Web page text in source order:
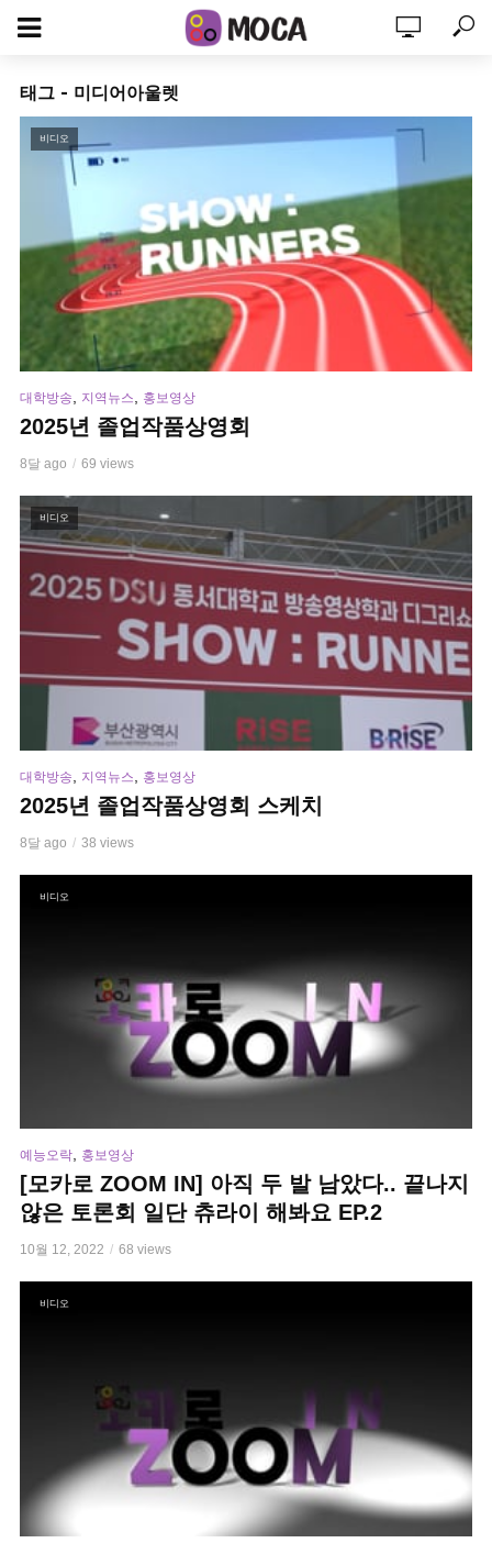
태그 - 미디어아울렛
비디오
대학방송 지역뉴스 홍보영상
2025년 졸업작품상영회
8달 ago 69 views
비디오
대학방송 지역뉴스 홍보영상
2025년 졸업작품상영회 스케치
8달 ago 38 views
비디오
예능오락, 홍보영상
[모카로 ZOOM IN] 아직 두 발 남았다.. 끝나지
않은 토론회 일단 츄라이 해봐요 EP.2
10월 12, 2022 68 views
비디오